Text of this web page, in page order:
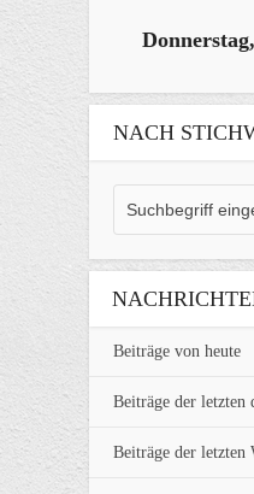
NACH
Beiträge von heute
Beiträge der letzten
Beiträge der letzten